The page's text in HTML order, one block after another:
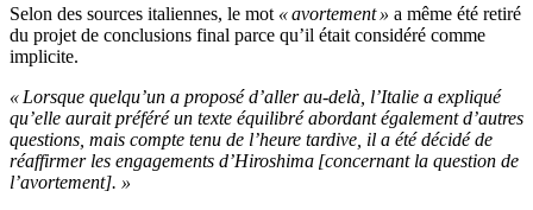
Selon des sources italiennes, le mot « avortement » a même été retiré
du projet de conclusions final parce qu’il était considéré comme
implicite.
« Lorsque quelqu’un a proposé d’aller au-delà, l’Italie a expliqué
qu’elle aurait préféré un texte équilibré abordant également d’autres
questions, mais compte tenu de l’heure tardive, il a été décidé de
réaffirmer les engagements d’Hiroshima [concernant la question de
l’avortement]. »